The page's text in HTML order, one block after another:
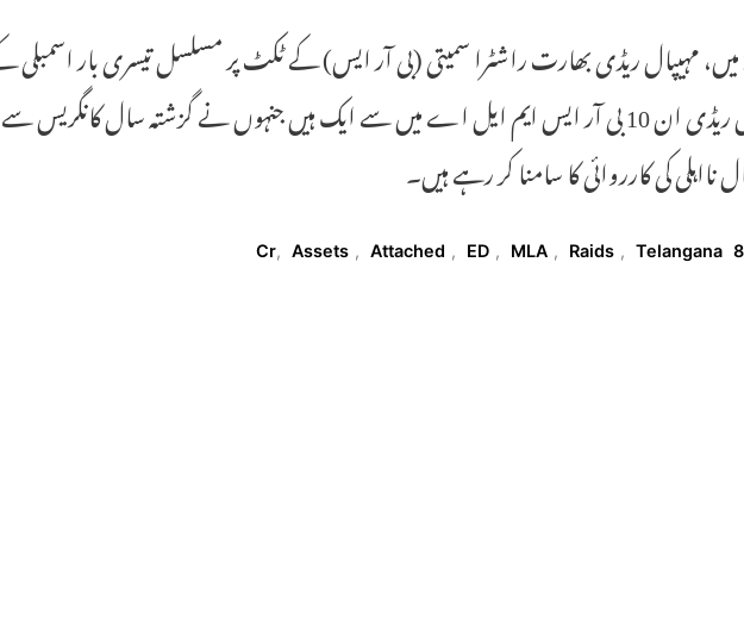
2023 میں، مہیپال ریڈی بھارت راشٹرا سمیتی (بی آر ایس) کے ٹکٹ پر مسلسل تیسری بار
مہیپال ریڈی ان 10 بی آر ایس ایم ایل اے میں سے ایک ہیں جنہوں نے گزشتہ سال
نااہلی کی کارروائی کا سامنا کر رہے ہیں۔
, Assets , Attached , ED , MLA , Raids , Telangana